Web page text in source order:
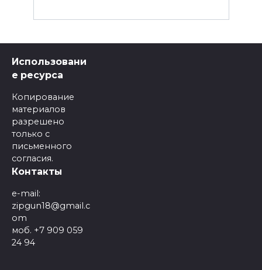
Использовани
е ресурса
Копирование
материалов
разрешено
только с
письменного
согласия.
Контакты
e-mail:
zipgun18@gmail.c
om
моб. +7 909 059
24 94